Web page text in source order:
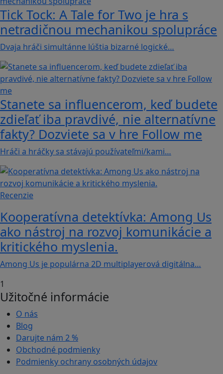
Tick Tock: A Tale for Tw‪o je hra s
netradičnou mechanikou spolupráce
Dvaja hráči simultánne lúštia bizarné logické…
Stanete sa influencerom, keď budete
zdieľať iba pravdivé, nie alternatívne
fakty? Dozviete sa v hre Follow me
Hráči a hráčky sa stávajú používateľmi/kami…
Recenzie
Kooperatívna detektívka: Among Us
ako nástroj na rozvoj komunikácie a
kritického myslenia.
Among Us je populárna 2D multiplayerová digitálna…
1
Užitočné informácie
O nás
Blog
Darujte nám 2 %
Obchodné podmienky
Podmienky ochrany osobných údajov